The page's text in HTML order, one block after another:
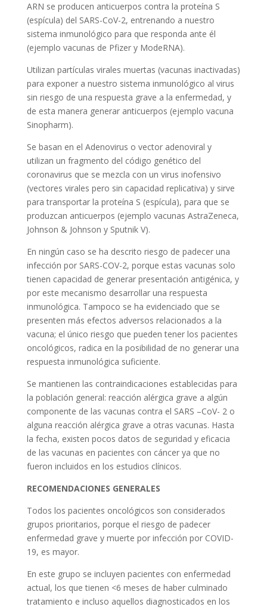
ARN se producen anticuerpos contra la proteína S
(espícula) del SARS-CoV-2, entrenando a nuestro
sistema inmunológico para que responda ante él
(ejemplo vacunas de Pfizer y ModeRNA).
Utilizan partículas virales muertas (vacunas inactivadas)
para exponer a nuestro sistema inmunológico al virus
sin riesgo de una respuesta grave a la enfermedad, y
de esta manera generar anticuerpos (ejemplo vacuna
Sinopharm).
Se basan en el Adenovirus o vector adenoviral y
utilizan un fragmento del código genético del
coronavirus que se mezcla con un virus inofensivo
(vectores virales pero sin capacidad replicativa) y sirve
para transportar la proteína S (espícula), para que se
produzcan anticuerpos (ejemplo vacunas AstraZeneca,
Johnson & Johnson y Sputnik V).
En ningún caso se ha descrito riesgo de padecer una
infección por SARS-COV-2, porque estas vacunas solo
tienen capacidad de generar presentación antigénica, y
por este mecanismo desarrollar una respuesta
inmunológica. Tampoco se ha evidenciado que se
presenten más efectos adversos relacionados a la
vacuna; el único riesgo que pueden tener los pacientes
oncológicos, radica en la posibilidad de no generar una
respuesta inmunológica suficiente.
Se mantienen las contraindicaciones establecidas para
la población general: reacción alérgica grave a algún
componente de las vacunas contra el SARS –CoV- 2 o
alguna reacción alérgica grave a otras vacunas. Hasta
la fecha, existen pocos datos de seguridad y eficacia
de las vacunas en pacientes con cáncer ya que no
fueron incluidos en los estudios clínicos.
RECOMENDACIONES GENERALES
Todos los pacientes oncológicos son considerados
grupos prioritarios, porque el riesgo de padecer
enfermedad grave y muerte por infección por COVID-
19, es mayor.
En este grupo se incluyen pacientes con enfermedad
actual, los que tienen <6 meses de haber culminado
tratamiento e incluso aquellos diagnosticados en los